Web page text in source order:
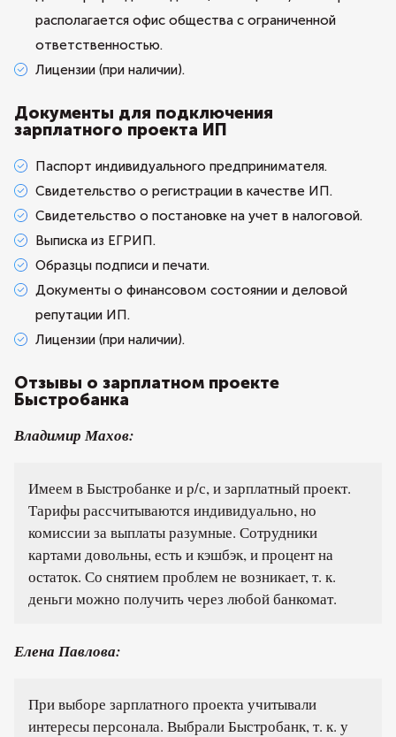
располагается офис общества с ограниченной
ответственностью.
Лицензии (при наличии).
Документы для подключения
зарплатного проекта ИП
Паспорт индивидуального предпринимателя.
Свидетельство о регистрации в качестве ИП.
Свидетельство о постановке на учет в налоговой.
Выписка из ЕГРИП.
Образцы подписи и печати.
Документы о финансовом состоянии и деловой
репутации ИП.
Лицензии (при наличии).
Отзывы о зарплатном проекте
Быстробанка
Владимир Махов:
Имеем в Быстробанке и р/с, и зарплатный проект.
Тарифы рассчитываются индивидуально, но
комиссии за выплаты разумные. Сотрудники
картами довольны, есть и кэшбэк, и процент на
остаток. Со снятием проблем не возникает, т. к.
деньги можно получить через любой банкомат.
Елена Павлова:
При выборе зарплатного проекта учитывали
интересы персонала. Выбрали Быстробанк, т. к. у